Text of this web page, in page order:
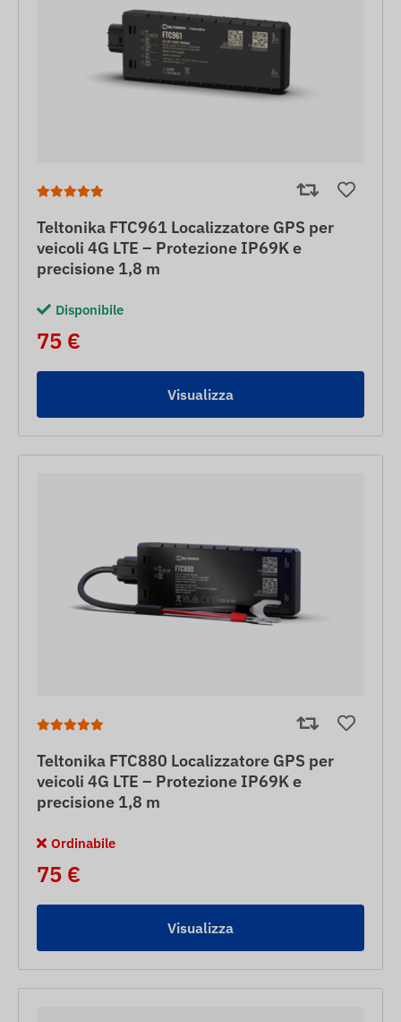
Teltonika FTC961 Localizzatore GPS per
veicoli 4G LTE – Protezione IP69K e
precisione 1,8 m
Disponibile
75 €
Visualizza
Teltonika FTC880 Localizzatore GPS per
veicoli 4G LTE – Protezione IP69K e
precisione 1,8 m
Ordinabile
75 €
Visualizza